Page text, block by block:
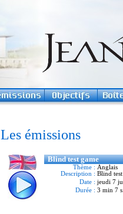
Les émissions
Blind test game
Thème : Anglais
Description : Blind
Date : jeudi 7
Durée : 3 min 7